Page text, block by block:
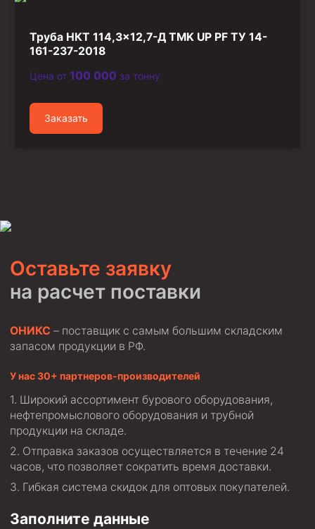
Труба НКТ 114,3×12,7-Д TMK UP PF ТУ 14-
161-237-2018
Цена от 100 000 за тонну
Заказать
Оставьте заявку
на расчет поставки
ОНИКС – поставщик с самым большим складским
запасом продукции в РФ.
У нас 30+ партнеров-производителей
Широкий ассортимент бурового оборудования,
нефтепромыслового оборудования и трубной
продукции на складе.
Отправка заказов осуществляется в течение 24
часов, что позволяет сократить время доставки.
Гибкая система скидок для оптовых покупателей.
Заполните данные